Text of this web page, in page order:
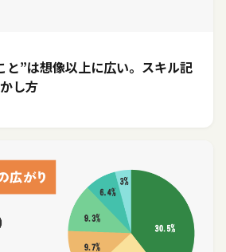
と”は想像以上に広い。スキル記
し方